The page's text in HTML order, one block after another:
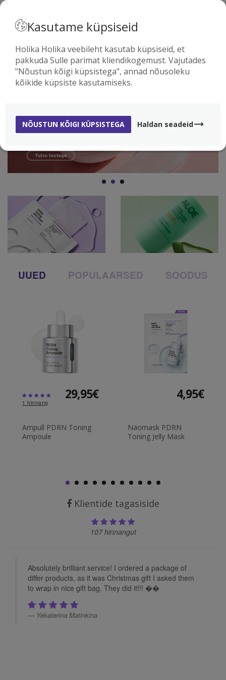
UUED POPULAARSED SOODUS
1 hinnang
29,95€
Ampull PDRN Toning
Ampoule
4,95€
Näomask PDRN
Toning Jelly Mask
Klientide tagasiside
107 hinnangut
Absolutely brilliant service! I ordered a package of
differ products, as it was Christmas gift I asked them
to wrap in nice gift bag. They did it!!! ��
Yekaterina Matinkina
Kasutame küpsiseid
Holika Holika veebileht kasutab küpsiseid, et
pakkuda Sulle parimat kliendikogemust. Vajutades
"Nõustun kõigi küpsistega", annad nõusoleku
kõikide küpsiste kasutamiseks.
NÕUSTUN KÕIGI KÜPSISTEGA Haldan seadeid